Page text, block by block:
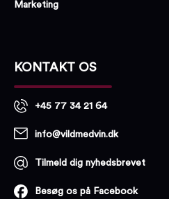
Marketing
KONTAKT OS
+45 77 34 21 64
info@vildmedvin.dk
Tilmeld dig nyhedsbrevet
Besøg os på Facebook